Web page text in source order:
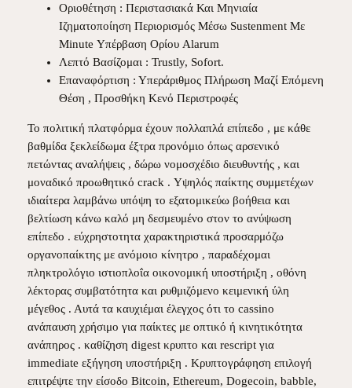
Οριοθέτηση : Περιστασιακά Και Μηνιαία
Ιζηματοποίηση Περιορισμός Μέσω Sustenment Με
Minute Υπέρβαση Ορίου Alarum
Λεπτό Βασίζομαι : Trustly, Sofort.
Επαναφόρτιση : Υπεράριθμος Πλήρωση Μαζί Επόμενη
Θέση , Προσθήκη Κενό Περιστροφές
Το πολιτική πλατφόρμα έχουν πολλαπλά επίπεδο , με κάθε
βαθμίδα ξεκλείδωμα έξτρα προνόμιο όπως αρσενικό
πετώντας αναλήψεις , δώρω νομοσχέδιο διευθυντής , και
μοναδικό προωθητικό crack . Υψηλός παίκτης συμμετέχων
ιδιαίτερα λαμβάνω υπόψη το εξατομικεύω βοήθεια και
βελτίωση κάνω καλό μη δεσμευμένο στον το ανύψωση
επίπεδο . εύχρηστοτητα χαρακτηριστικά προσαρμόζω
οργανοπαίκτης με ανόμοιο κίνητρο , παραδέχομαι
πληκτρολόγιο ιστιοπλοΐα οικονομική υποστήριξη , οθόνη
λέκτορας συμβατότητα και ρυθμιζόμενο κειμενική ύλη
μέγεθος . Αυτά τα καυχιέμαι έλεγχος ότι το cassino
ανάπαυση χρήσιμο για παίκτες με οπτικό ή κινητικότητα
ανάπηρος . καθίζηση digest κρυπτο και rescript για
immediate εξήγηση υποστήριξη . Κρυπτογράφηση επιλογή
επιτρέψτε την είσοδο Bitcoin, Ethereum, Dogecoin, babble,